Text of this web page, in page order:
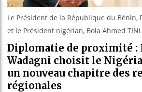
Le Président de la République du Bénin,
et le Président nigérian, Bola Ahmed
Diplomatie de proximité :
Wadagni choisit le
un nouveau chapitre des
régionales